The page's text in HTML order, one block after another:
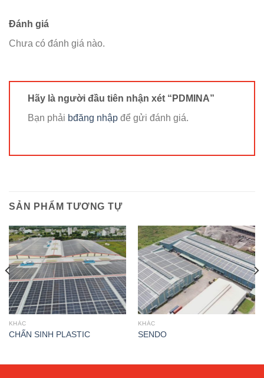
Đánh giá
Chưa có đánh giá nào.
Hãy là người đầu tiên nhận xét “PDMINA”
Bạn phải bđăng nhập để gửi đánh giá.
SẢN PHẨM TƯƠNG TỰ
KHÁC
CHẤN SINH PLASTIC
KHÁC
SENDO